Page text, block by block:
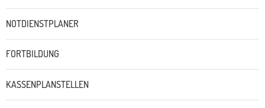
NOTDIENSTPLANER
FORTBILDUNG
KASSENPLANSTELLEN